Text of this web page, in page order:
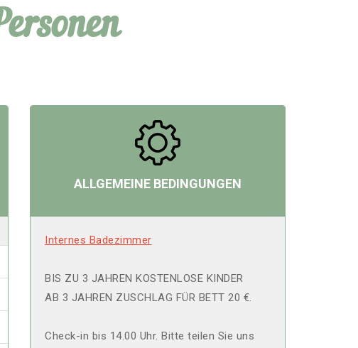
ALLGEMEINE BEDINGUNGEN
Internes Badezimmer
BIS ZU 3 JAHREN KOSTENLOSE KINDER
AB 3 JAHREN ZUSCHLAG FÜR BETT 20 €.
Check-in bis 14.00 Uhr. Bitte teilen Sie uns